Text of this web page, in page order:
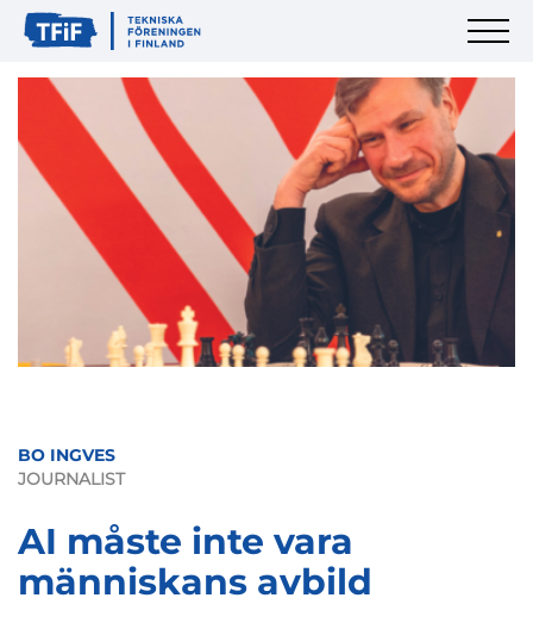
BO INGVES
JOURNALIST
AI måste inte vara
människans avbild